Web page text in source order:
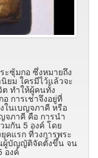
ะซุ้มกอ ซึ่งหมายถึง
ยม ใครมีไว้แล้วจะ
ต ทำให้ผู้คนทั้ง
การเช่าจึงอยู่ที่
ในเบญจภาคี หรือ
จภาคี คือ การนำ
มกัน 5 องค์ โดย
คแรก ที่วงการพระ
ผู้บัญญัติจัดตั้งขึ้น จน
องค์